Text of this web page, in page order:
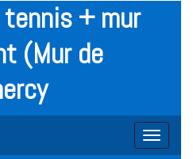
+ mur
(Mur de
Toggle